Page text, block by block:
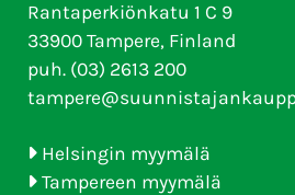
Rantaperkiönkatu 1 C 9
33900 Tampere, Finland
puh. (03) 2613 200
Helsingin myymälä
Tampereen myymälä